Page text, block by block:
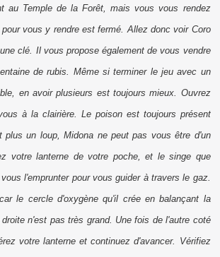
au Temple de la Forêt, mais vous vous rendez
vous y rendre est fermé. Allez donc voir Coro
clé. Il vous propose également de vous vendre
de rubis. Même si terminer le jeu avec un
en avoir plusieurs est toujours mieux. Ouvrez
à la clairière. Le poison est toujours présent
plus un loup, Midona ne peut pas vous être d'un
votre lanterne de votre poche, et le singe que
l'emprunter pour vous guider à travers le gaz.
le cercle d'oxygène qu'il crée en balançant la
n'est pas très grand. Une fois de l'autre coté
votre lanterne et continuez d'avancer. Vérifiez